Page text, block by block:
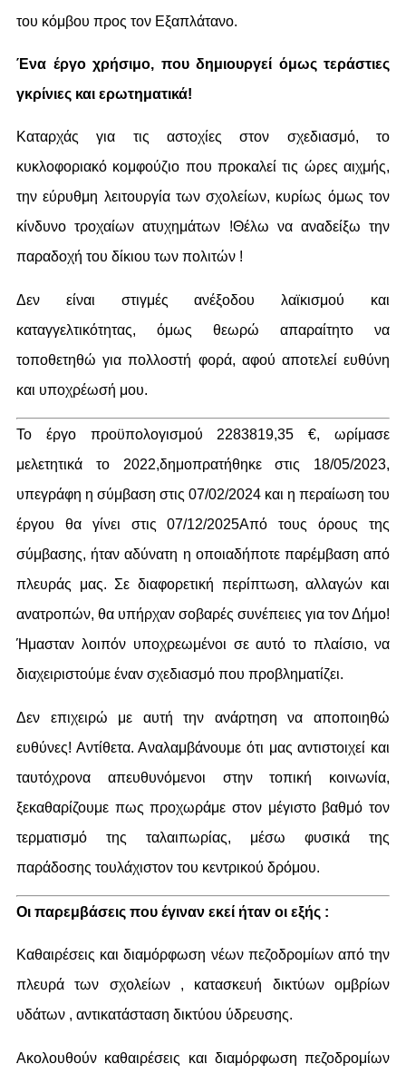
του κόμβου προς τον Εξαπλάτανο.
Ένα έργο χρήσιμο, που δημιουργεί όμως τεράστιες
γκρίνιες και ερωτηματικά!
Καταρχάς για τις αστοχίες στον σχεδιασμό, το
κυκλοφοριακό κομφούζιο που προκαλεί τις ώρες αιχμής,
την εύρυθμη λειτουργία των σχολείων, κυρίως όμως τον
κίνδυνο τροχαίων ατυχημάτων !Θέλω να αναδείξω την
παραδοχή του δίκιου των πολιτών !
Δεν είναι στιγμές ανέξοδου λαϊκισμού και
καταγγελτικότητας, όμως θεωρώ απαραίτητο να
τοποθετηθώ για πολλοστή φορά, αφού αποτελεί ευθύνη
και υποχρέωσή μου.
Το έργο προϋπολογισμού 2283819,35 €, ωρίμασε
μελετητικά το 2022,δημοπρατήθηκε στις 18/05/2023,
υπεγράφη η σύμβαση στις 07/02/2024 και η περαίωση του
έργου θα γίνει στις 07/12/2025Από τους όρους της
σύμβασης, ήταν αδύνατη η οποιαδήποτε παρέμβαση από
πλευράς μας. Σε διαφορετική περίπτωση, αλλαγών και
ανατροπών, θα υπήρχαν σοβαρές συνέπειες για τον Δήμο!
Ήμασταν λοιπόν υποχρεωμένοι σε αυτό το πλαίσιο, να
διαχειριστούμε έναν σχεδιασμό που προβληματίζει.
Δεν επιχειρώ με αυτή την ανάρτηση να αποποιηθώ
ευθύνες! Αντίθετα. Αναλαμβάνουμε ότι μας αντιστοιχεί και
ταυτόχρονα απευθυνόμενοι στην τοπική κοινωνία,
ξεκαθαρίζουμε πως προχωράμε στον μέγιστο βαθμό τον
τερματισμό της ταλαιπωρίας, μέσω φυσικά της
παράδοσης τουλάχιστον του κεντρικού δρόμου.
Οι παρεμβάσεις που έγιναν εκεί ήταν οι εξής :
Καθαιρέσεις και διαμόρφωση νέων πεζοδρομίων από την
πλευρά των σχολείων , κατασκευή δικτύων ομβρίων
υδάτων , αντικατάσταση δικτύου ύδρευσης.
Ακολουθούν καθαιρέσεις και διαμόρφωση πεζοδρομίων